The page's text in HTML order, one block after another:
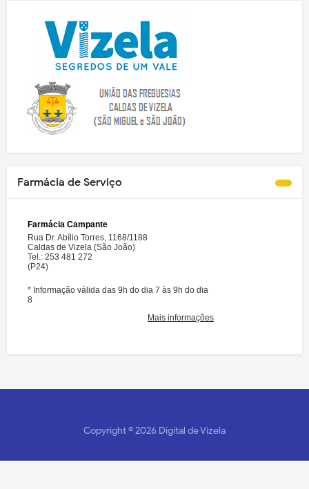
Farmácia de Serviço
Copyright ©2026 Digital de Vizela